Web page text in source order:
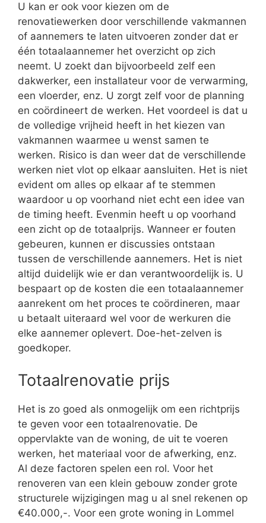
U kan er ook voor kiezen om de
renovatiewerken door verschillende vakmannen
of aannemers te laten uitvoeren zonder dat er
één totaalaannemer het overzicht op zich
neemt. U zoekt dan bijvoorbeeld zelf een
dakwerker, een installateur voor de verwarming,
een vloerder, enz. U zorgt zelf voor de planning
en coördineert de werken. Het voordeel is dat u
de volledige vrijheid heeft in het kiezen van
vakmannen waarmee u wenst samen te
werken. Risico is dan weer dat de verschillende
werken niet vlot op elkaar aansluiten. Het is niet
evident om alles op elkaar af te stemmen
waardoor u op voorhand niet echt een idee van
de timing heeft. Evenmin heeft u op voorhand
een zicht op de totaalprijs. Wanneer er fouten
gebeuren, kunnen er discussies ontstaan
tussen de verschillende aannemers. Het is niet
altijd duidelijk wie er dan verantwoordelijk is. U
bespaart op de kosten die een totaalaannemer
aanrekent om het proces te coördineren, maar
u betaalt uiteraard wel voor de werkuren die
elke aannemer oplevert. Doe-het-zelven is
goedkoper.
Totaalrenovatie prijs
Het is zo goed als onmogelijk om een richtprijs
te geven voor een totaalrenovatie. De
oppervlakte van de woning, de uit te voeren
werken, het materiaal voor de afwerking, enz.
Al deze factoren spelen een rol. Voor het
renoveren van een klein gebouw zonder grote
structurele wijzigingen mag u al snel rekenen op
€40.000,-. Voor een grote woning in Lommel